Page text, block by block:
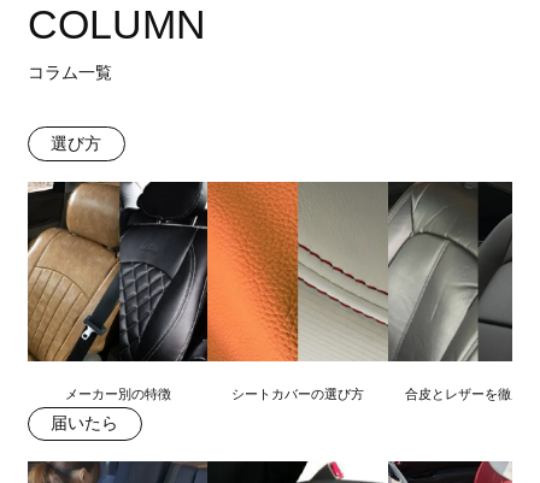
COLUMN
コラム一覧
選び方
メーカー別の特徴 シートカバーの選び方 合皮とレザーを徹底比
届いたら